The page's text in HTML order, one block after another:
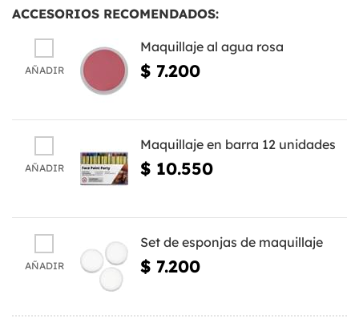
ACCESORIOS RECOMENDADOS:
AÑADIR
Maquillaje al agua rosa
$ 7.200
AÑADIR
Maquillaje en barra 12 unidades
$ 10.550
AÑADIR
Set de esponjas de maquillaje
$ 7.200